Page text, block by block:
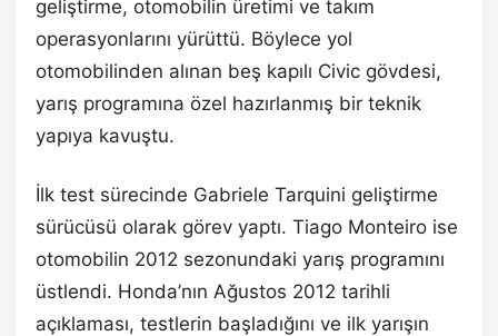
geliştirme, otomobilin üretimi ve takım
operasyonlarını yürüttü. Böylece yol
otomobilinden alınan beş kapılı Civic gövdesi,
yarış programına özel hazırlanmış bir teknik
yapıya kavuştu.
İlk test sürecinde Gabriele Tarquini geliştirme
sürücüsü olarak görev yaptı. Tiago Monteiro ise
otomobilin 2012 sezonundaki yarış programını
üstlendi. Honda’nın Ağustos 2012 tarihli
açıklaması, testlerin başladığını ve ilk yarışın